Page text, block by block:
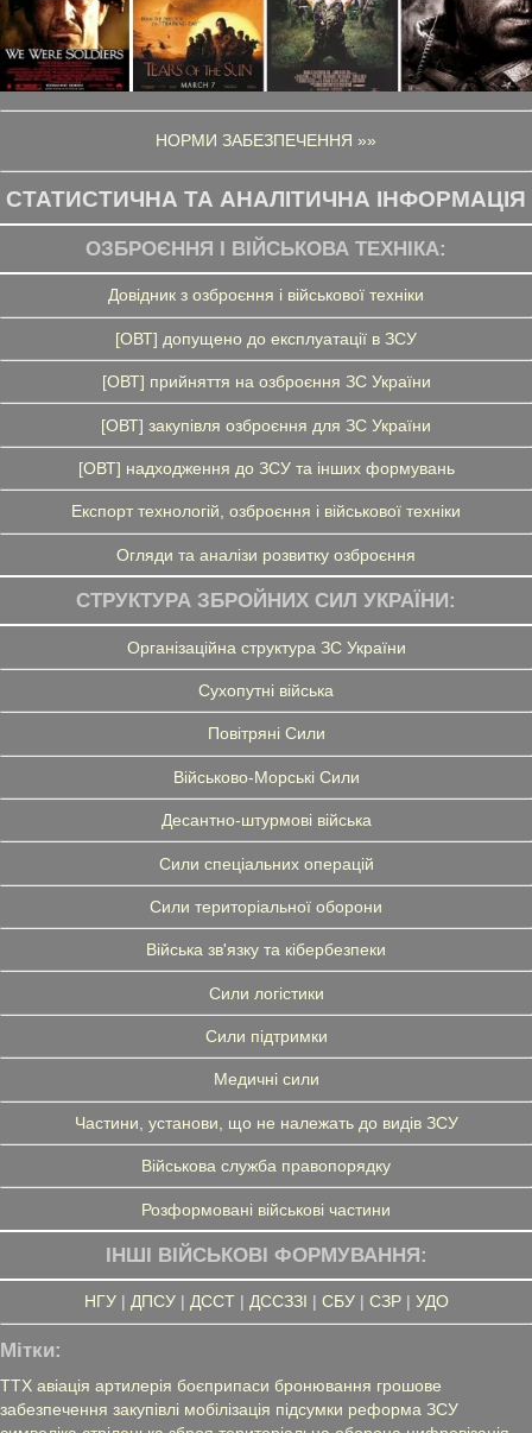
НОРМИ ЗАБЕЗПЕЧЕННЯ »»
СТАТИСТИЧНА ТА АНАЛІТИЧНА ІНФОРМАЦІЯ
ОЗБРОЄННЯ І ВІЙСЬКОВА ТЕХНІКА:
Довідник з озброєння і військової техніки
[ОВТ] допущено до експлуатації в ЗСУ
[ОВТ] прийняття на озброєння ЗС України
[ОВТ] закупівля озброєння для ЗС України
[ОВТ] надходження до ЗСУ та інших формувань
Експорт технологій, озброєння і військової техніки
Огляди та аналізи розвитку озброєння
СТРУКТУРА ЗБРОЙНИХ СИЛ УКРАЇНИ:
Організаційна структура ЗС України
Сухопутні війська
Повітряні Сили
Військово-Морські Сили
Десантно-штурмові війська
Сили спеціальних операцій
Сили територіальної оборони
Війська зв'язку та кібербезпеки
Сили логістики
Сили підтримки
Медичні сили
Частини, установи, що не належать до видів ЗСУ
Військова служба правопорядку
Розформовані військові частини
ІНШІ ВІЙСЬКОВІ ФОРМУВАННЯ:
НГУ| ДПСУ| ДССТ| ДССЗЗІ | СБУ| СЗР| УДО
Мітки:
ТТХ авіація артилерія боєприпаси бронювання грошове
забезпечення закупівлі мобілізація підсумки реформа ЗСУ